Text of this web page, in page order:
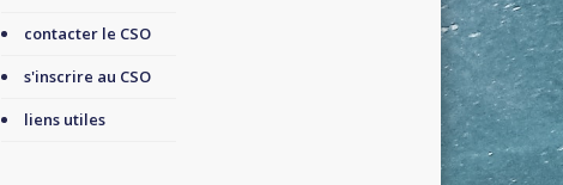
contacter le CSO
s'inscrire au CSO
liens utiles